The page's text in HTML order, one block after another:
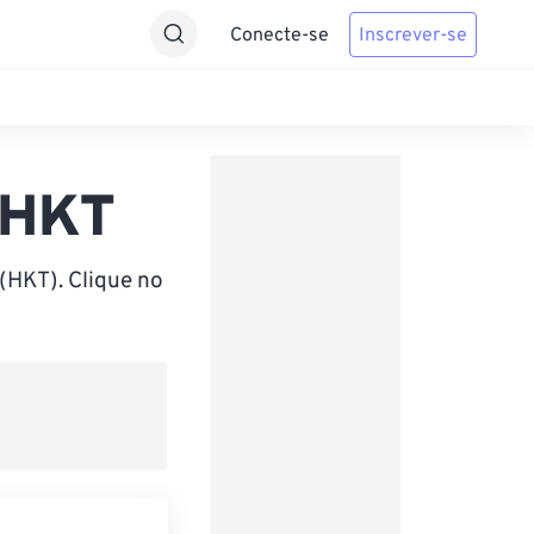
Conecte-se Inscrever-se
Clique no